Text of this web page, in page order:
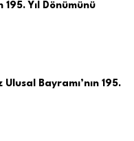
Yıl Dönümünü
Ulusal Bayramı’nın 195.